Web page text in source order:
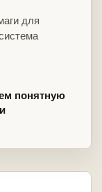
для
понятную